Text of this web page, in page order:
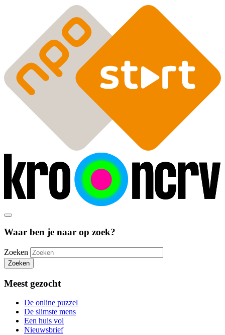
Waar ben je naar op zoek?
Zoeken
Zoeken
Meest gezocht
De online puzzel
De slimste mens
Een huis vol
Nieuwsbrief